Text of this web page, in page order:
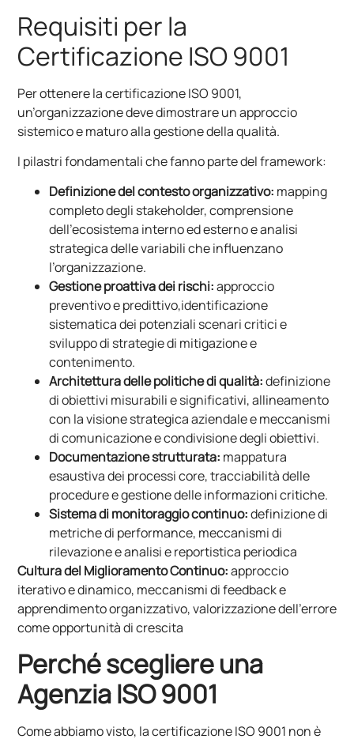
Requisiti per la
Certificazione ISO 9001
Per ottenere la certificazione ISO 9001,
un’organizzazione deve dimostrare un approccio
sistemico e maturo alla gestione della qualità.
I pilastri fondamentali che fanno parte del framework:
Definizione del contesto organizzativo: mapping
completo degli stakeholder, comprensione
dell’ecosistema interno ed esterno e analisi
strategica delle variabili che influenzano
l’organizzazione.
Gestione proattiva dei rischi:approccio
preventivo e predittivo,identificazione
sistematica dei potenziali scenari critici e
sviluppo di strategie di mitigazione e
contenimento.
Architettura delle politiche di qualità:definizione
di obiettivi misurabili e significativi, allineamento
con la visione strategica aziendale e meccanismi
di comunicazione e condivisione degli obiettivi.
Documentazione strutturata: mappatura
esaustiva dei processi core, tracciabilità delle
procedure e gestione delle informazioni critiche.
Sistema di monitoraggio continuo:definizione di
metriche di performance, meccanismi di
rilevazione e analisi e reportistica periodica
Cultura del Miglioramento Continuo:approccio
iterativo e dinamico, meccanismi di feedback e
apprendimento organizzativo, valorizzazione dell’errore
come opportunità di crescita
Perché scegliere una
Agenzia ISO 9001
Come abbiamo visto, la certificazione ISO 9001 non è